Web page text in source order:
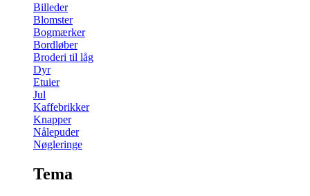
Billeder
Blomster
Bogmærker
Bordløber
Broderi til låg
Dyr
Etuier
Jul
Kaffebrikker
Knapper
Nålepuder
Nøgleringe
Tema